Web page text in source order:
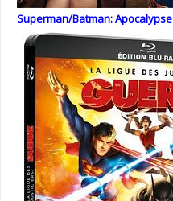
Superman/Batman: Apocalypse